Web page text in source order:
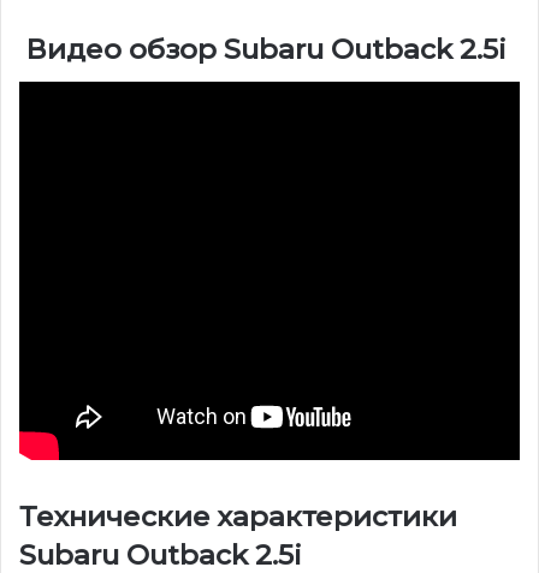
Видео обзор Subaru Outback 2.5i
Технические характеристики
Subaru Outback 2.5i